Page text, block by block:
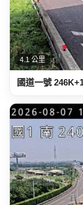
4.1 公里
國道一號